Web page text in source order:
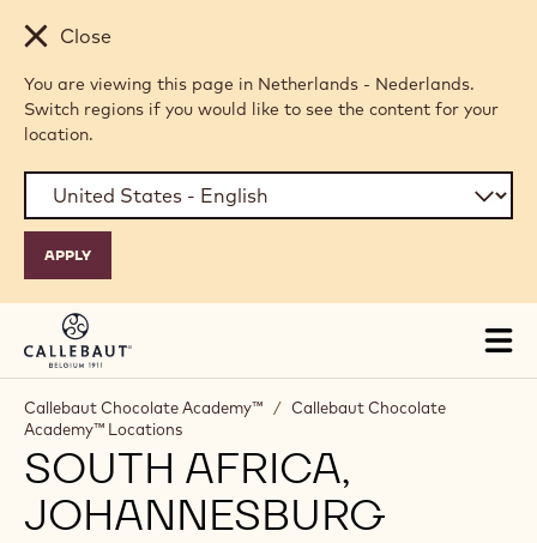
Skip to main content
Close
You are viewing this page in Netherlands - Nederlands.
Switch regions if you would like to see the content for your
location.
Callebaut Chocolate Academy™ / Callebaut Chocolate
Academy™ Locations
SOUTH AFRICA,
JOHANNESBURG